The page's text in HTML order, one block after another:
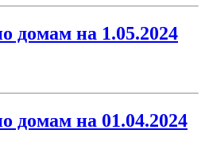
домам на 1.05.2024
домам на 01.04.2024